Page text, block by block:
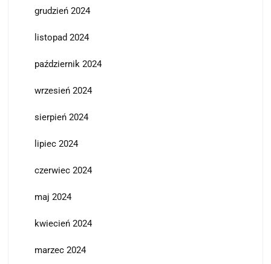
grudzień 2024
listopad 2024
październik 2024
wrzesień 2024
sierpień 2024
lipiec 2024
czerwiec 2024
maj 2024
kwiecień 2024
marzec 2024